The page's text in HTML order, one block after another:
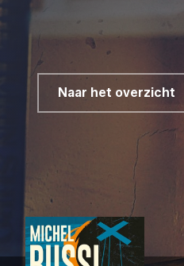
Naar het overzicht